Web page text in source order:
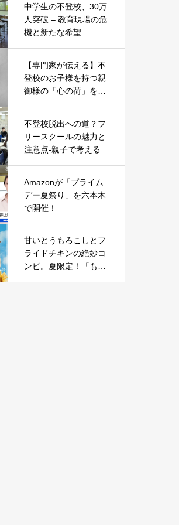
中学生の不登校、30万
人突破 – 教育現場の危
機と新たな希望
【専門家が伝える】不
登校のお子様を持つ親
御様の「心の荷」を軽
不登校脱出への道？フ
リースクールの魅力と
注意点-親子で考える新
Amazonが「プライム
デー夏祭り」を六本木
で開催！
甘いとうもろこしとフ
ライドチキンの絶妙コ
ンビ。夏限定！「もろ